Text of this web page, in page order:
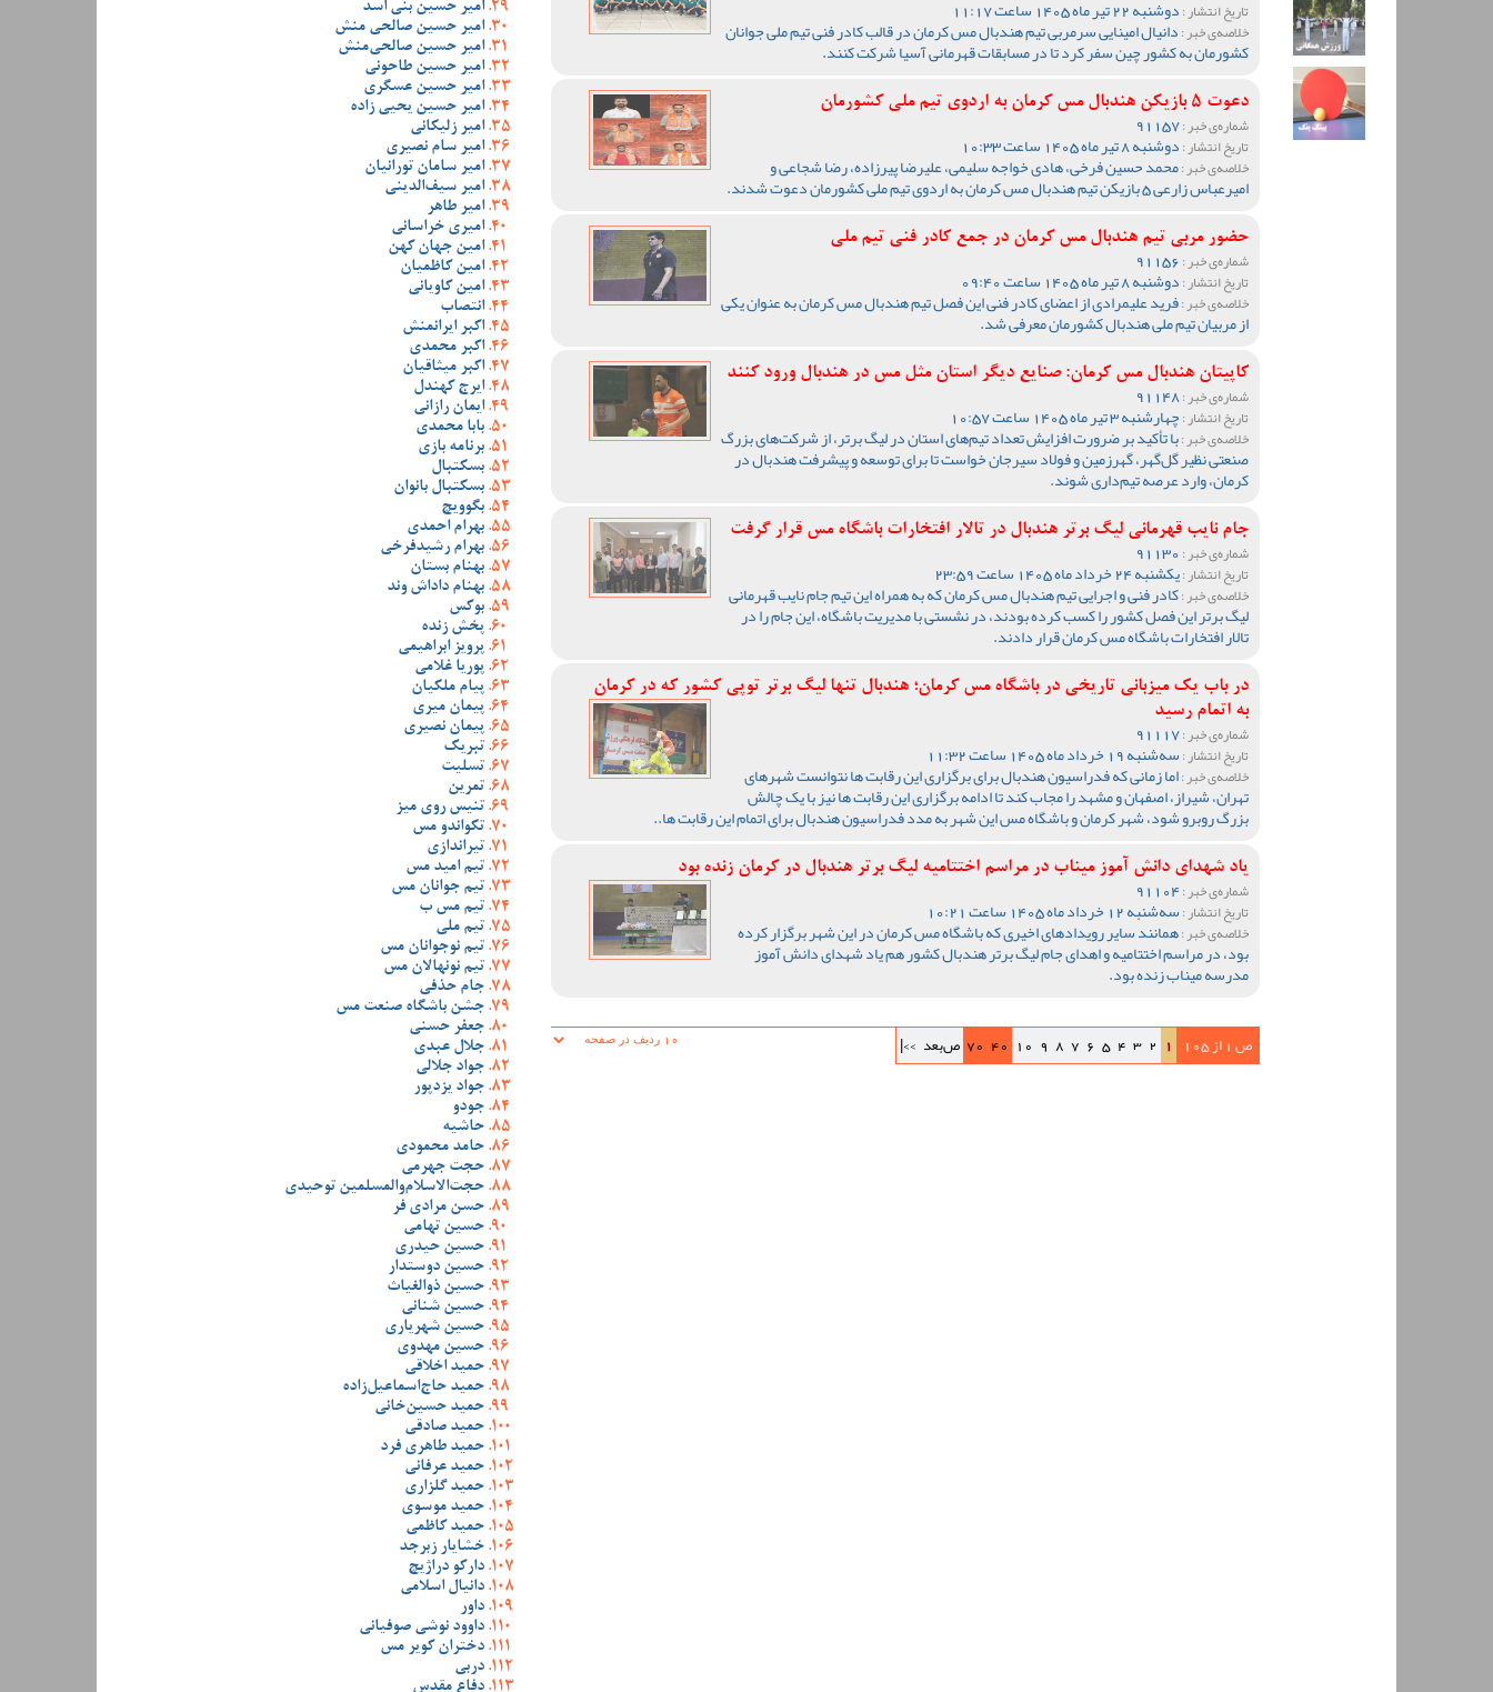
تاریخ انتشار :دوشنبه 22 تیر ماه 1405 ساعت 11:17
خلاصه‌ی خبر :دانیال امینایی سرمربی تیم هندبال مس کرمان در قالب کادر فنی تیم ملی جوانان
کشورمان به کشور چین سفر کرد تا در مسابقات قهرمانی آسیا شرکت کنند.
دعوت 5 بازیکن هندبال مس کرمان به اردوی تیم ملی کشورمان
شماره‌ی خبر :91157
تاریخ انتشار :دوشنبه 8 تیر ماه 1405 ساعت 10:33
خلاصه‌ی خبر :محمد حسین فرخی، هادی خواجه سلیمی، علیرضا پیرزاده، رضا شجاعی و
امیرعباس زارعی 5 بازیکن تیم هندبال مس کرمان به اردوی تیم ملی کشورمان دعوت شدند.
حضور مربی تیم هندبال مس کرمان در جمع کادر فنی تیم ملی
شماره‌ی خبر :
تاریخ انتشار :دوشنبه 8 تیر ماه 1405 ساعت 09:40
خلاصه‌ی خبر :فرید علیمرادی از اعضای کادر فنی این فصل تیم هندبال مس کرمان به عنوان یکی
از مربیان تیم ملی هندبال کشورمان معرفی شد.
کاپیتان هندبال مس کرمان: صنایع دیگر استان مثل مس در هندبال ورود کنند
شماره‌ی خبر :91148
تاریخ انتشار :چهارشنبه 3 تیر ماه 1405 ساعت 10:57
خلاصه‌ی خبر :با تأکید بر ضرورت افزایش تعداد تیم‌های استان در لیگ برتر، از شرکت‌های بزرگ
صنعتی نظیر گل‌گهر، گهرزمین و فولاد سیرجان خواست تا برای توسعه و پیشرفت هندبال در
کرمان، وارد عرصه تیم‌داری شوند.
جام نایب قهرمانی لیگ برتر هندبال در تالار افتخارات باشگاه مس قرار گرفت
شماره‌ی خبر :
تاریخ انتشار :یکشنبه 24 خرداد ماه 1405 ساعت 23:59
خلاصه‌ی خبر :کادر فنی و اجرایی تیم هندبال مس کرمان که به همراه این تیم جام نایب قهرمانی
لیگ برتر این فصل کشور را کسب کرده بودند، در نشستی با مدیریت باشگاه، این جام را در
تالار افتخارات باشگاه مس کرمان قرار دادند.
در باب یک میزبانی تاریخی در باشگاه مس کرمان؛ هندبال تنها لیگ برتر توپی کشور که در کرمان
به اتمام رسید
شماره‌ی خبر :91117
تاریخ انتشار :سه‌شنبه 19 خرداد ماه 1405 ساعت 11:32
خلاصه‌ی خبر :اما زمانی که فدراسیون هندبال برای برگزاری این رقابت ها نتوانست شهرهای
تهران، شیراز، اصفهان و مشهد را مجاب کند تا ادامه برگزاری این رقابت ها نیز با یک چالش
بزرگ روبرو شود، شهر کرمان و باشگاه مس این شهر به مدد فدراسیون هندبال برای اتمام این رقابت ها..
یاد شهدای دانش آموز میناب در مراسم اختتامیه لیگ برتر هندبال در کرمان زنده بود
شماره‌ی خبر :91104
تاریخ انتشار :سه‌شنبه 12 خرداد ماه 1405 ساعت 10:21
خلاصه‌ی خبر :همانند سایر رویدادهای اخیری که باشگاه مس کرمان در این شهر برگزار کرده
بود، در مراسم اختتامیه و اهدای جام لیگ برتر هندبال کشور هم یاد شهدای دانش آموز
مدرسه میناب زنده بود.
ص 1 از 105 1
2
3
4
5
6
7
8
9
10
40
70 ص‌بعد >>|
امیر حسین بنی اسد
امیر حسین صالحی منش
امیر حسین صالحی‌منش
امیر حسین طاحونی
امیر حسین عسگری
امیر حسین یحیی زاده
امیر زلیکانی
امیر سام نصیری
امیر سامان تورانیان
امیر سیف‌الدینی
امیر طاهر
امیری خراسانی
امین جهان کهن
امین کاظمیان
امین کاویانی
انتصاب
اکبر ایرانمنش
اکبر محمدی
اکبر میثاقیان
ایرج کهندل
ایمان رازانی
بابا محمدی
برنامه بازی
بسکتبال
بسکتبال بانوان
بگوویچ
بهرام احمدی
بهرام رشیدفرخی
بهنام بستان
بهنام داداش وند
بوکس
پخش زنده
پرویز ابراهیمی
پوریا غلامی
پیام ملکیان
پیمان میری
پیمان نصیری
تبریک
تسلیت
تمرین
تنیس روی میز
تکواندو مس
تیراندازی
تیم امید مس
تیم جوانان مس
تیم مس ب
تیم ملی
تیم نوجوانان مس
تیم نونهالان مس
جام حذفی
جشن باشگاه صنعت مس
جعفر حسنی
جلال عبدی
جواد جلالی
جواد یزدپور
جودو
حاشیه
حامد محمودی
حجت جهرمی
حجت‌الاسلام‌والمسلمین توحیدی
حسن مرادی فر
حسین تهامی
حسین حیدری
حسین دوستدار
حسین ذوالغیاث
حسین شنانی
حسین شهریاری
حسین مهدوی
حمید اخلاقی
حمید حاج‌اسماعیل‌زاده
حمید حسین‌خانی
حمید صادقی
حمید طاهری فرد
حمید عرفانی
حمید گلزاری
حمید موسوی
حمید کاظمی
خشایار زبرجد
دارکو دراژیچ
دانیال اسلامی
داور
داوود نوشی صوفیانی
دختران کویر مس
دربی
دفاع مقدس